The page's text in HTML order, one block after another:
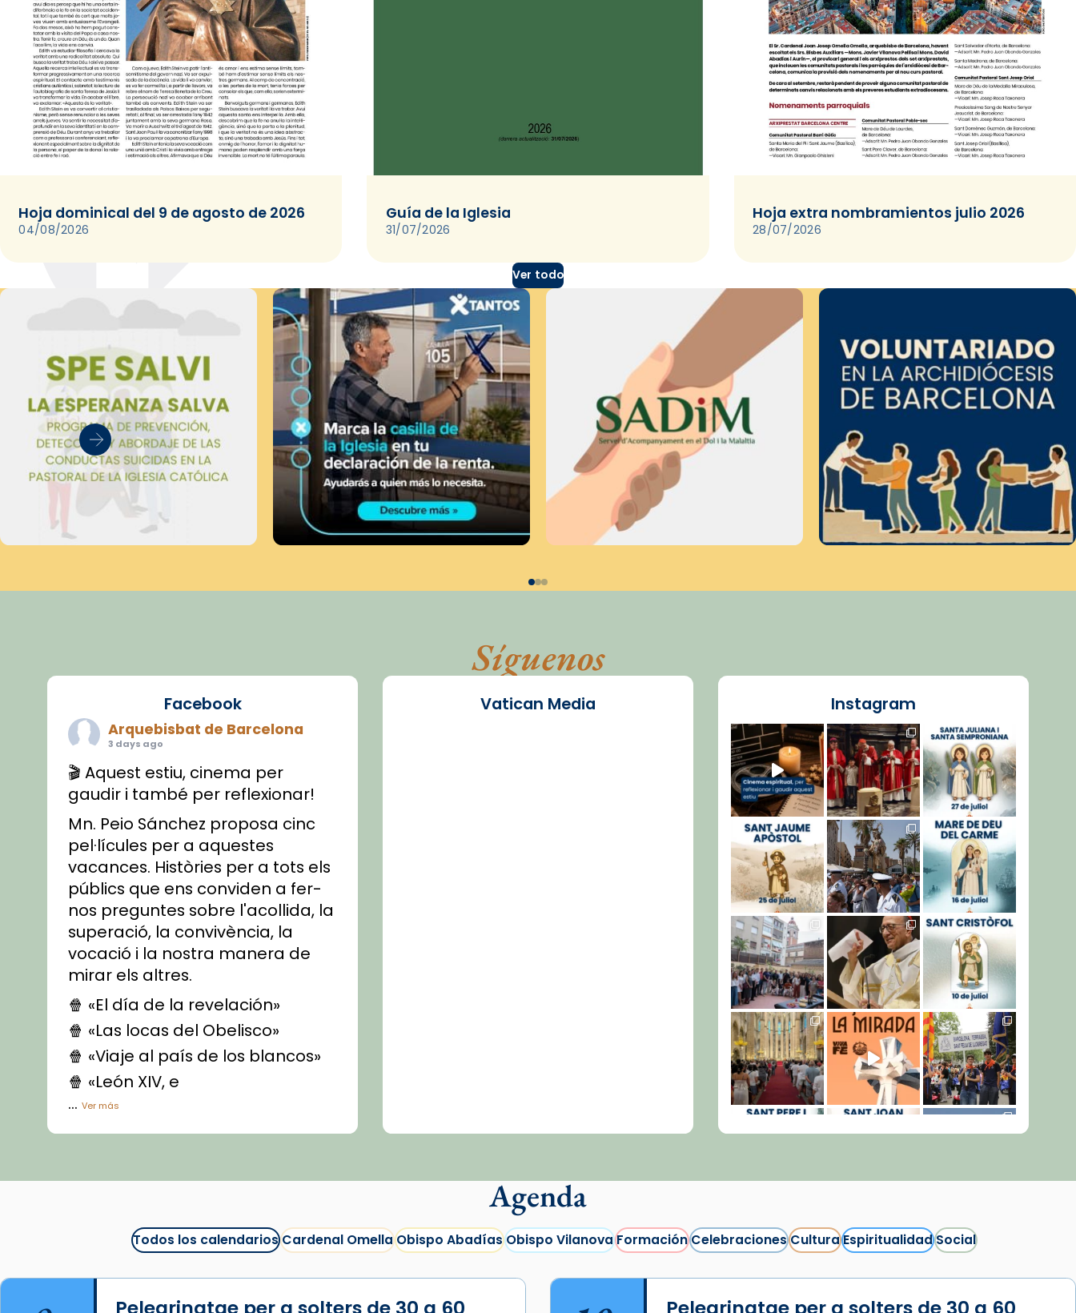
Hoja dominical del 9 de agosto de 2026
04/08/2026
Guía de la Iglesia
31/07/2026
Hoja extra nombramientos julio 2026
28/07/2026
Ver todo
Síguenos
Facebook
Arquebisbat de Barcelona
3 days ago
🎬 Aquest estiu, cinema per
gaudir i també per reflexionar!
Mn. Peio Sánchez proposa cinc
pel·lícules per a aquestes
vacances. Històries per a tots els
públics que ens conviden a fer-
nos preguntes sobre l'acollida, la
superació, la convivència, la
vocació i la nostra manera de
mirar els altres.
🍿 «El día de la revelación»
🍿 «Las locas del Obelisco»
🍿 «Viaje al país de los blancos»
🍿 «León XIV, e
...Ver más
Vídeo
La Carmina va patir depressió.
Vatican Media Instagram
Agenda
Todos los calendariosCardenal OmellaObispo AbadíasObispo VilanovaFormaciónCelebracionesCulturaEspiritualidadSocial